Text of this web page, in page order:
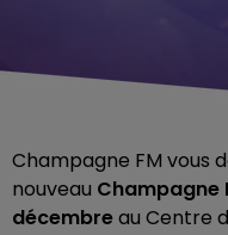
Champagne FM vous
nouveau Champagne
décembreau Centre